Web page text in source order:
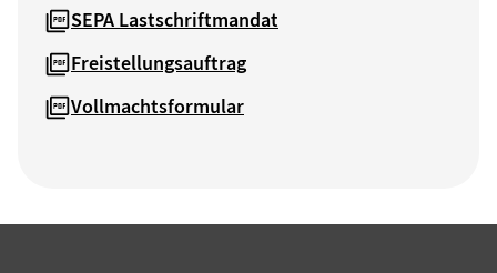
SEPA Lastschriftmandat
Freistellungsauftrag
Vollmachtsformular